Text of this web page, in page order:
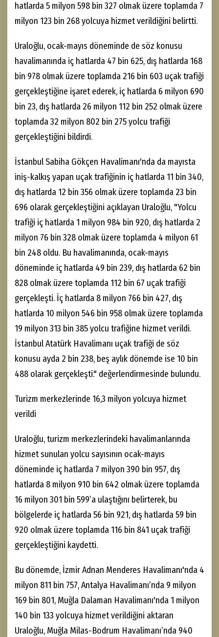
hatlarda 5 milyon 598 bin 327 olmak üzere toplamda 7
milyon 123 bin 268 yolcuya hizmet verildiğini belirtti.
Uraloğlu, ocak-mayıs döneminde de söz konusu
havalimanında iç hatlarda 47 bin 625, dış hatlarda 168
bin 978 olmak üzere toplamda 216 bin 603 uçak trafiği
gerçekleştiğine işaret ederek, iç hatlarda 6 milyon 690
bin 23, dış hatlarda 26 milyon 112 bin 252 olmak üzere
toplamda 32 milyon 802 bin 275 yolcu trafiği
gerçekleştiğini bildirdi.
İstanbul Sabiha Gökçen Havalimanı'nda da mayısta
iniş-kalkış yapan uçak trafiğinin iç hatlarda 11 bin 340,
dış hatlarda 12 bin 356 olmak üzere toplamda 23 bin
696 olarak gerçekleştiğini açıklayan Uraloğlu, "Yolcu
trafiği iç hatlarda 1 milyon 984 bin 920, dış hatlarda 2
milyon 76 bin 328 olmak üzere toplamda 4 milyon 61
bin 248 oldu. Bu havalimanında, ocak-mayıs
döneminde iç hatlarda 49 bin 239, dış hatlarda 62 bin
828 olmak üzere toplamda 112 bin 67 uçak trafiği
gerçekleşti. İç hatlarda 8 milyon 766 bin 427, dış
hatlarda 10 milyon 546 bin 958 olmak üzere toplamda
19 milyon 313 bin 385 yolcu trafiğine hizmet verildi.
İstanbul Atatürk Havalimanı uçak trafiği de söz
konusu ayda 2 bin 238, beş aylık dönemde ise 10 bin
488 olarak gerçekleşti." değerlendirmesinde bulundu.
Turizm merkezlerinde 16,3 milyon yolcuya hizmet
verildi
Uraloğlu, turizm merkezlerindeki havalimanlarında
hizmet sunulan yolcu sayısının ocak-mayıs
döneminde iç hatlarda 7 milyon 390 bin 957, dış
hatlarda 8 milyon 910 bin 642 olmak üzere toplamda
16 milyon 301 bin 599’a ulaştığını belirterek, bu
bölgelerde iç hatlarda 56 bin 921, dış hatlarda 59 bin
920 olmak üzere toplamda 116 bin 841 uçak trafiği
gerçekleştiğini kaydetti.
Bu dönemde, İzmir Adnan Menderes Havalimanı'nda 4
milyon 811 bin 757, Antalya Havalimanı’nda 9 milyon
169 bin 801, Muğla Dalaman Havalimanı'nda 1 milyon
140 bin 133 yolcuya hizmet verildiğini aktaran
Uraloğlu, Muğla Milas-Bodrum Havalimanı’nda 940